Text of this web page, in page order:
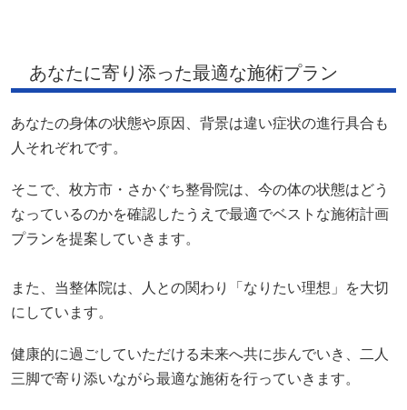
あなたに寄り添った最適な施術プラン
あなたの身体の状態や原因、背景は違い症状の進行具合も
人それぞれです。
そこで、枚方市・さかぐち整骨院は、今の体の状態はどう
なっているのかを確認したうえで最適でベストな施術計画
プランを提案していきます。
また、当整体院は、人との関わり「なりたい理想」を大切
にしています。
健康的に過ごしていただける未来へ共に歩んでいき、二人
三脚で寄り添いながら最適な施術を行っていきます。